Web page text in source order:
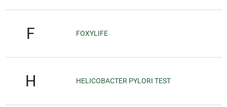
F FOXYLIFE
H HELICOBACTER PYLORI TEST